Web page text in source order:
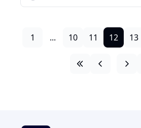
1 ... 10 11 12 13